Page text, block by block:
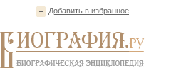
Добавить в избранное